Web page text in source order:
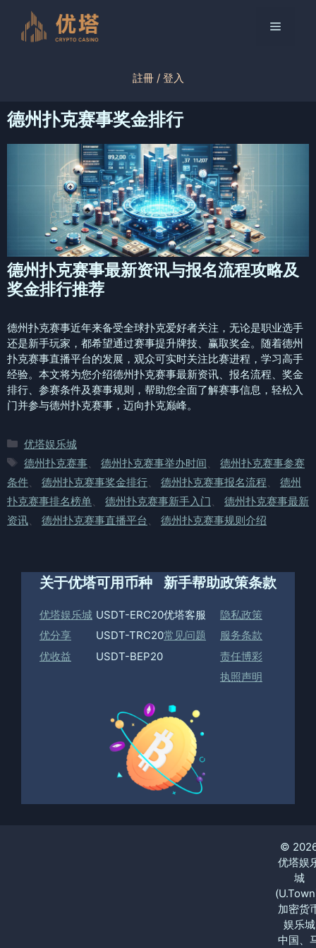
菜
註冊 / 登入
德州扑克赛事奖金排行
德州扑克赛事最新资讯与报名流程攻略及
奖金排行推荐
德州扑克赛事近年来备受全球扑克爱好者关注，无论是职业选手
还是新手玩家，都希望通过赛事提升牌技、赢取奖金。随着德州
扑克赛事直播平台的发展，观众可实时关注比赛进程，学习高手
经验。本文将为您介绍德州扑克赛事最新资讯、报名流程、奖金
排行、参赛条件及赛事规则，帮助您全面了解赛事信息，轻松入
门并参与德州扑克赛事，迈向扑克巅峰。
分
类
优塔娱乐城
标
签
德州扑克赛事 德州扑克赛事举办时间
德州扑克赛事参赛
条件
德州扑克赛事奖金排行 德州扑克赛事报名流程
德州
扑克赛事排名榜单
德州扑克赛事新手入门
德州扑克赛事最新
资讯
德州扑克赛事直播平台 德州扑克赛事规则介绍
关于优塔
优塔娱乐城
优分享
优收益
可用币种
USDT-ERC20
USDT-TRC20
USDT-BEP20
新手帮助
优塔客服
常见问题
政策条款
隐私政策
服务条款
责任博彩
执照声明
©
优塔娱
城
加密货
娱乐城
中国、